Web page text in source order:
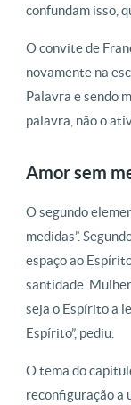
confundam isso,
O convite de
novamente na
Palavra e sendo
palavra, não o
Amor sem
O segundo
medidas”.
espaço ao
santidade.
seja o Espírito a
Espírito”, pediu.
O tema do
reconfiguração a